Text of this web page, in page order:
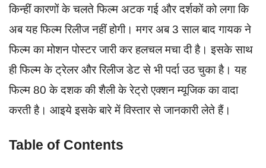
किन्हीं कारणों के चलते फिल्म अटक गई और दर्शकों को लगा कि
अब यह फिल्म रिलीज नहीं होगी। मगर अब 3 साल बाद गायक ने
फिल्म का मोशन पोस्टर जारी कर हलचल मचा दी है। इसके साथ
ही फिल्म के ट्रेलर और रिलीज डेट से भी पर्दा उठ चुका है। यह
फिल्म 80 के दशक की शैली के रेट्रो एक्शन म्यूजिक का वादा
करती है। आइये इसके बारे में विस्तार से जानकारी लेते हैं।
Table of Contents